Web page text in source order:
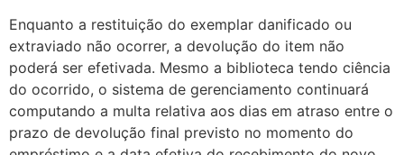
Enquanto a restituição do exemplar danificado ou
extraviado não ocorrer, a devolução do item não
poderá ser efetivada. Mesmo a biblioteca tendo ciência
do ocorrido, o sistema de gerenciamento continuará
computando a multa relativa aos dias em atraso entre o
prazo de devolução final previsto no momento do